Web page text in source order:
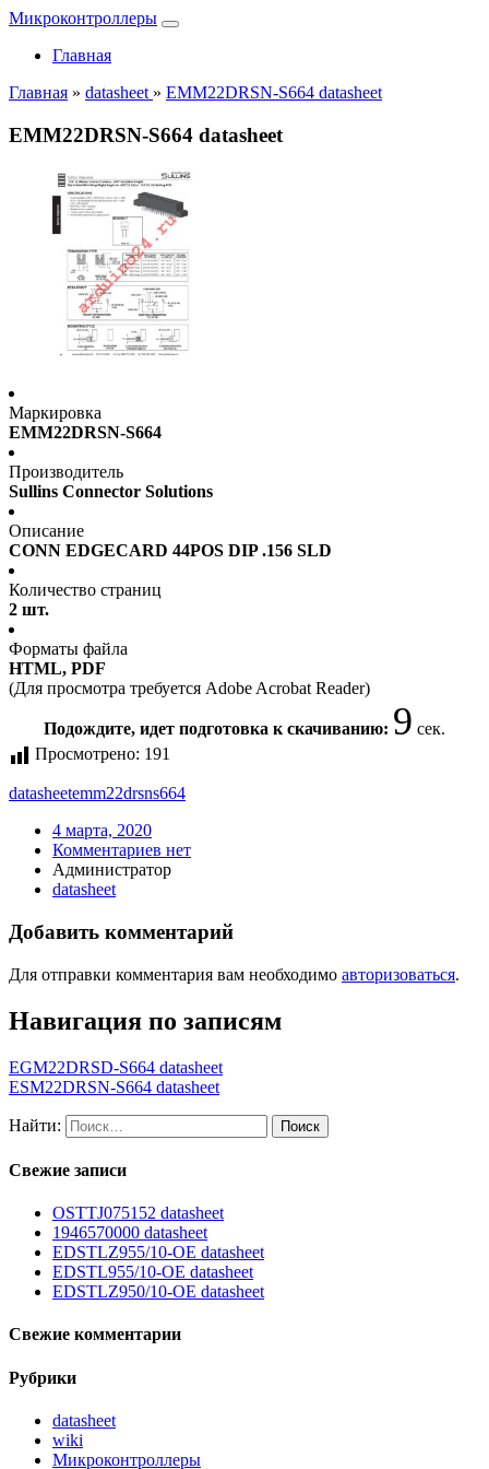
Микроконтроллеры
Главная
Главная » datasheet » EMM22DRSN-S664 datasheet
EMM22DRSN-S664 datasheet
Маркировка
EMM22DRSN-S664
Производитель
Sullins Connector Solutions
Описание
CONN EDGECARD 44POS DIP .156 SLD
Количество страниц
2 шт.
Форматы файла
HTML, PDF
(Для просмотра требуется Adobe Acrobat Reader)
Подождите, идет подготовка к скачиванию: 9 сек.
Просмотрено: 191
datasheetemm22drsns664
4 марта, 2020
Комментариев нет
Администратор
datasheet
Добавить комментарий
Для отправки комментария вам необходимо авторизоваться.
Навигация по записям
EGM22DRSD-S664 datasheet
ESM22DRSN-S664 datasheet
Найти:
Свежие записи
OSTTJ075152 datasheet
1946570000 datasheet
EDSTLZ955/10-OE datasheet
EDSTL955/10-OE datasheet
EDSTLZ950/10-OE datasheet
Свежие комментарии
Рубрики
datasheet
wiki
Микроконтроллеры